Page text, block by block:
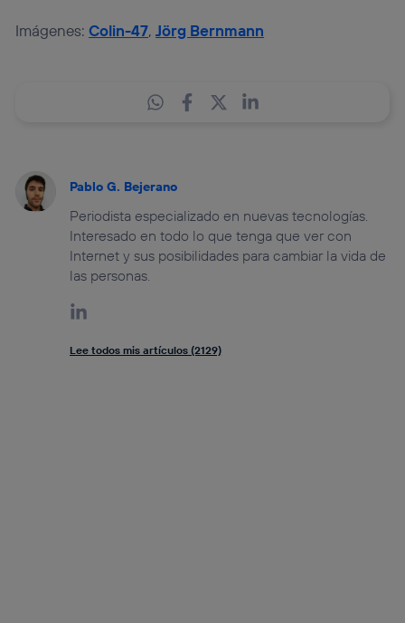
Imágenes:Colin-47,Jörg Bernmann
Pablo G. Bejerano
Periodista especializado en nuevas tecnologías.
Interesado en todo lo que tenga que ver con
Internet y sus posibilidades para cambiar la vida de
las personas.
Lee todos mis artículos (2129)